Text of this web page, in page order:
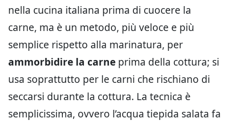
nella cucina italiana prima di cuocere la
carne, ma è un metodo, più veloce e più
semplice rispetto alla marinatura, per
ammorbidire la carne prima della cottura; si
usa soprattutto per le carni che rischiano di
seccarsi durante la cottura. La tecnica è
semplicissima, ovvero l’acqua tiepida salata fa